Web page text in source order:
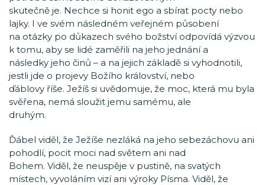
skutečně je. Nechce si honit ego a sbírat pocty nebo
lajky. I ve svém následném veřejném působení
na otázky po důkazech svého božství odpovídá výzvou
k tomu, aby se lidé zaměřili na jeho jednání a
následky jeho činů – a na jejich základě si vyhodnotili,
jestli jde o projevy Božího království, nebo
ďáblovy říše. Ježíš si uvědomuje, že moc, která mu byla
svěřena, nemá sloužit jemu samému, ale
druhým.
Ďábel viděl, že Ježíše nezláká na jeho sebezáchovu ani
pohodlí, pocit moci nad světem ani nad
Bohem. Viděl, že neuspěje v pustině, na svatých
místech, vyvoláním vizí ani výroky Písma. Viděl, že